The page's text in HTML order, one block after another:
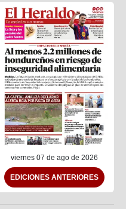
viernes 07 de ago de 2026
EDICIONES ANTERIORES